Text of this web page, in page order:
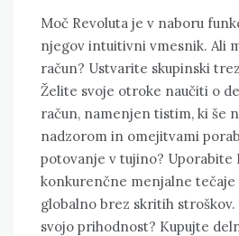
Moč Revoluta je v naboru
njegov intuitivni vmesnik. Ali
račun? Ustvarite skupinski
Želite svoje otroke naučiti o
račun, namenjen tistim, ki še
nadzorom in omejitvami
potovanje v tujino? Uporabite
konkurenčne menjalne
globalno brez skritih
svojo prihodnost? Kupujte